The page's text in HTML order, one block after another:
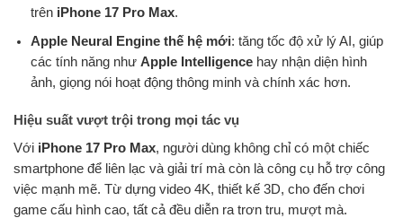
trên iPhone 17 Pro Max.
Apple Neural Engine thế hệ mới: tăng tốc độ xử lý AI, giúp
các tính năng nhưApple Intelligence hay nhận diện hình
ảnh, giọng nói hoạt động thông minh và chính xác hơn.
Hiệu suất vượt trội trong mọi tác vụ
Với iPhone 17 Pro Max, người dùng không chỉ có một chiếc
smartphone để liên lạc và giải trí mà còn là công cụ hỗ trợ công
việc mạnh mẽ. Từ dựng video 4K, thiết kế 3D, cho đến chơi
game cấu hình cao, tất cả đều diễn ra trơn tru, mượt mà.